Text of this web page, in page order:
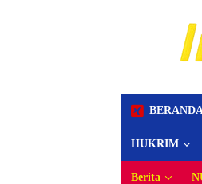
HUKRIM
Berita